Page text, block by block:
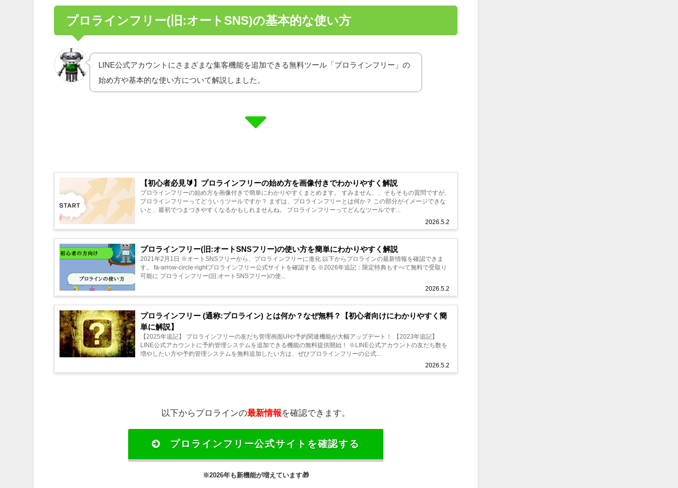
プロラインフリー(旧:オートSNS)の基本的な使い方
LINE公式アカウントにさまざまな集客機能を追加できる無料ツール「プロラインフリー」の
始め方や基本的な使い方について解説しました。
【初心者必見🔰】プロラインフリーの始め方を画像付きでわかりやすく解説
2026.5.2
プロラインフリーの始め方を画像付きで簡単にわかりやすくまとめます。 すみません、、そもそもの質問ですが、
プロラインフリーってどういうツールですか？ まずは、プロラインフリーとは何か？ この部分がイメージできな
いと、最初でつまづきやすくなるかもしれませんね。 プロラインフリーってどんなツールです...
プロラインフリー(旧:オートSNSフリー)の使い方を簡単にわかりやすく解説
2026.5.2
2021年2月1日 ※オートSNSフリーから、プロラインフリーに進化 以下からプロラインの最新情報を確認できま
す。 fa-arrow-circle-rightプロラインフリー公式サイトを確認する ※2026年追記：限定特典もすべて無料で受取り
可能に プロラインフリー(旧:オートSNSフリー)の使...
プロラインフリー (通称:プロライン) とは何か？なぜ無料？【初心者向けにわかりやすく簡
単に解説】
2026.5.2
【2025年追記】 プロラインフリーの友だち管理画面UIや予約関連機能が大幅アップデート！ 【2023年追記】
LINE公式アカウントに予約管理システムを追加できる機能の無料提供開始！ ※LINE公式アカウントの友だち数を
増やしたい方や予約管理システムを無料追加したい方は、ぜひプロラインフリーの公式...
以下からプロラインの最新情報を確認できます。
プロラインフリー公式サイトを確認する
※2026年も新機能が増えています🎁